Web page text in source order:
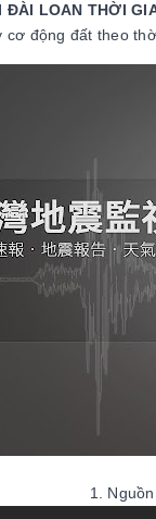
LOAN THỜI
cơ động đất theo
1.